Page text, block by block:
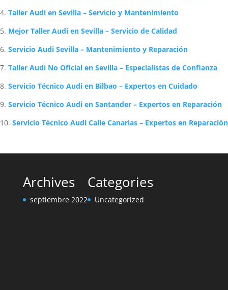
Taller Audi en Sevilla – Servicio y Mantenimiento
Mejor Taller Audi en Sevilla – Servicio de Calidad
Servicio Audi Sevilla – Mantenimiento y Reparación
Taller Audi No Oficial en Sevilla – Especialistas de Confianza
Servicio Técnico Audi en Bilbao – Expertos en Cuidado
Servicio Técnico Audi en Santander – Expertos en Reparación
Servicio Técnico Audi Calle Canarias – Expertos en Reparación
Archives
septiembre 2022
Categories
Uncategorized